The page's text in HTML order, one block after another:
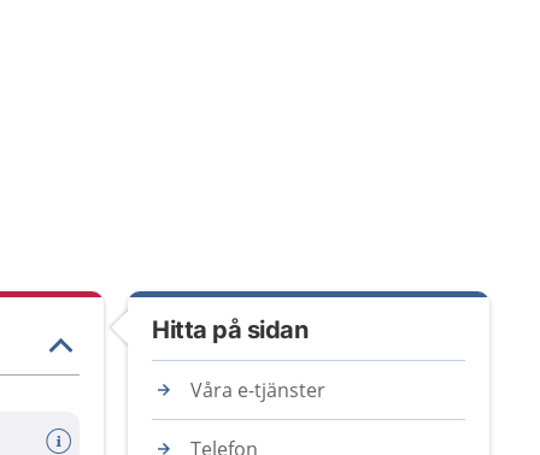
Hitta på sidan
Våra e-tjänster
Telefon